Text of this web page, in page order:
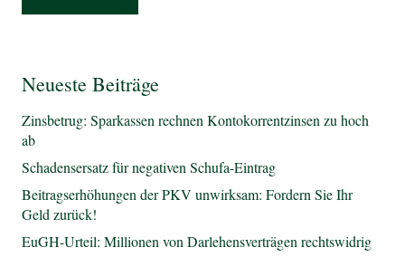
Neueste Beiträge
Zinsbetrug: Sparkassen rechnen Kontokorrentzinsen zu hoch
ab
Schadensersatz für negativen Schufa-Eintrag
Beitragserhöhungen der PKV unwirksam: Fordern Sie Ihr
Geld zurück!
EuGH-Urteil: Millionen von Darlehensverträgen rechtswidrig